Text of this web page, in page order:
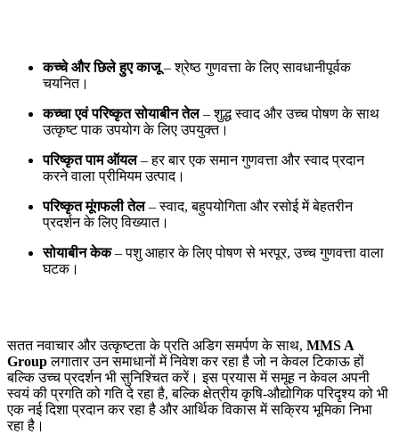
कच्चे और छिले हुए काजू– श्रेष्ठ गुणवत्ता के लिए सावधानीपूर्वक
चयनित।
कच्चा एवं परिष्कृत सोयाबीन तेल– शुद्ध स्वाद और उच्च पोषण के साथ
उत्कृष्ट पाक उपयोग के लिए उपयुक्त।
परिष्कृत पाम ऑयल– हर बार एक समान गुणवत्ता और स्वाद प्रदान
करने वाला प्रीमियम उत्पाद।
परिष्कृत मूंगफली तेल– स्वाद, बहुपयोगिता और रसोई में बेहतरीन
प्रदर्शन के लिए विख्यात।
सोयाबीन केक– पशु आहार के लिए पोषण से भरपूर, उच्च गुणवत्ता वाला
घटक।
सतत नवाचार और उत्कृष्टता के प्रति अडिग समर्पण के साथ, MMS A
Groupलगातार उन समाधानों में निवेश कर रहा है जो न केवल टिकाऊ हों
बल्कि उच्च प्रदर्शन भी सुनिश्चित करें। इस प्रयास में समूह न केवल अपनी
स्वयं की प्रगति को गति दे रहा है, बल्कि क्षेत्रीय कृषि-औद्योगिक परिदृश्य को भी
एक नई दिशा प्रदान कर रहा है और आर्थिक विकास में सक्रिय भूमिका निभा
रहा है।